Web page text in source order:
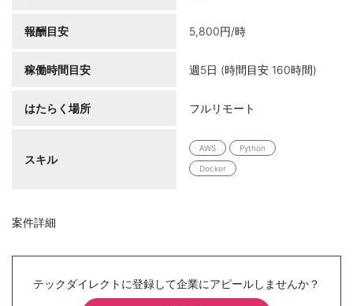
報酬目安 5,800円/時
稼働時間目安 週5日 (時間目安 160時間)
はたらく場所 フルリモート
スキル
AWS Python
Docker
案件詳細
テックダイレクトに登録して企業にアピールしませんか？